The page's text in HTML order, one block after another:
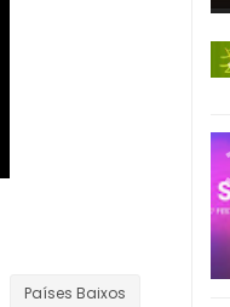
Países Baixos